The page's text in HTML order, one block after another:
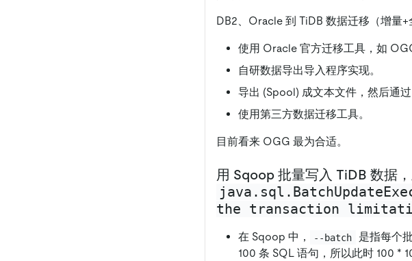
DB2、Oracle 到 TiDB 数据迁移（增量+
使用 Oracle 官方迁移工具，如
自研数据导出导入程序实现。
导出 (Spool) 成文本文件，然后通
使用第三方数据迁移工具。
目前看来 OGG 最为合适。
用 Sqoop 批量写入 TiDB 数据
the transaction
在 Sqoop 中， --batch
是指每个
100 条 SQL 语句，所以此时 100 *